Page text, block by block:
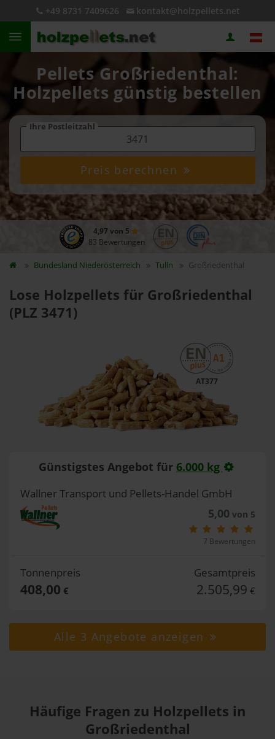
+49 8731 7409626 kontakt@holzpellets.net
Pellets Großriedenthal:
Holzpellets günstig bestellen
Ihre Postleitzahl
Preis berechnen
4,97 von 5
83 Bewertungen
Bundesland Niederösterreich Tulln Großriedenthal
Lose Holzpellets für Großriedenthal
(PLZ 3471)
AT377
Günstigstes Angebot für 6.000 kg
Wallner Transport und Pellets-Handel GmbH
5,00 von 5
7 Bewertungen
Tonnenpreis
408,00 €
Gesamtpreis
2.505,99 €
Alle 3 Angebote anzeigen
Häufige Fragen zu Holzpellets in
Großriedenthal